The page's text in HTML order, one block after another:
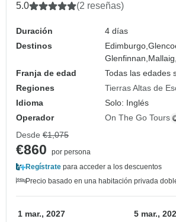
5.0 (2 reseñas)
Duración
4 días
Destinos
Edimburgo,
Glenfinnan,Mallaig,
Franja de edad
Todas las edades
Regiones
Tierras Altas de
Idioma
Solo: Inglés
Operador
On The Go Tours
Desde €1,075
€860
por persona
Regístrate para acceder a los descuentos
Precio basado en una habitación privada
1 mar., 2027 5 mar.,